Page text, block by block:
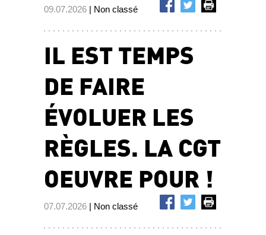
09.07.2026 | Non classé
IL EST TEMPS
DE FAIRE
ÉVOLUER LES
RÈGLES. LA CGT
OEUVRE POUR !
07.07.2026 | Non classé